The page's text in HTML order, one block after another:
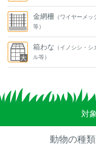
金網柵 （ワイヤーメッ
等）
箱わな （イノシシ・シ
ル等）
対
動物の種